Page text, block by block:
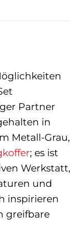
Partner
in
Metall-Grau,
; es ist
Werkstatt,
und
inspirieren
greifbare